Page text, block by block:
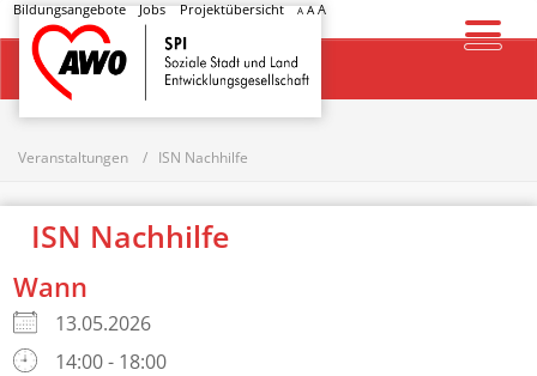
Bildungsangebote Jobs Projektübersicht A AA
Startseite
Veranstaltungen ISN Nachhilfe
ISN Nachhilfe
Wann
13.05.2026
14:00 - 18:00